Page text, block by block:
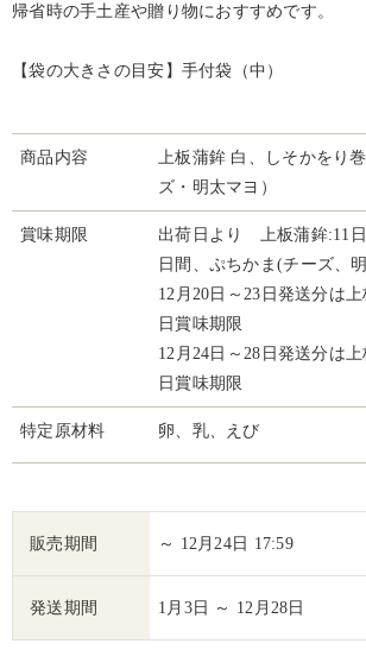
帰省時の手土産や贈り物におすすめです。
【袋の大きさの目安】手付袋（中）
商品内容
上板蒲鉾 白、しそかをり
ズ・明太マヨ）
賞味期限
出荷日より 上板蒲鉾:11
日間、ぷちかま(チーズ、
12月20日～23日発送分は
日賞味期限
12月24日～28日発送分は
日賞味期限
特定原材料 卵、乳、えび
販売期間 ～ 12月24日 17:59
発送期間 1月3日 ～ 12月28日